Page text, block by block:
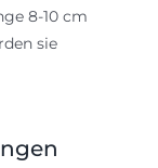
8-10 cm
sie